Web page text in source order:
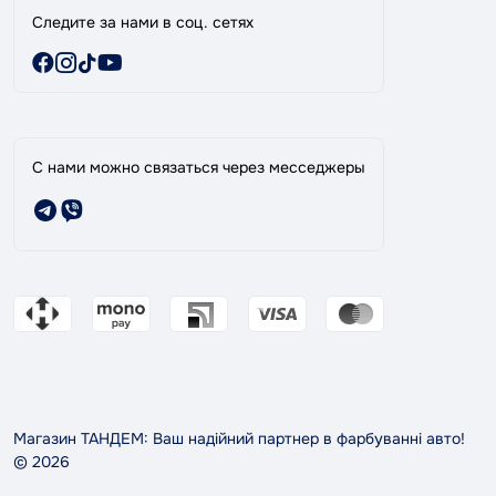
Следите за нами в соц. сетях
С нами можно связаться через месседжеры
Магазин ТАНДЕМ: Ваш надійний партнер в фарбуванні авто!
© 2026